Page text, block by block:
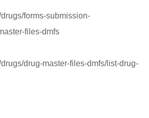
forms-submission-
files-dmfs
drug-master-files-dmfs/list-drug-